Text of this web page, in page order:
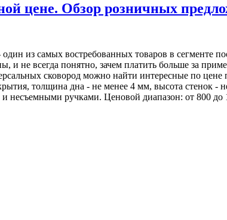
цене. Обзор розничных
один из самых востребованных товаров в сегменте
и не всегда понятно, зачем платить больше за
сковород можно найти интересные по
толщина дна - не менее 4 мм, высота стенок
ручками. Ценовой диапазон: от 800 до